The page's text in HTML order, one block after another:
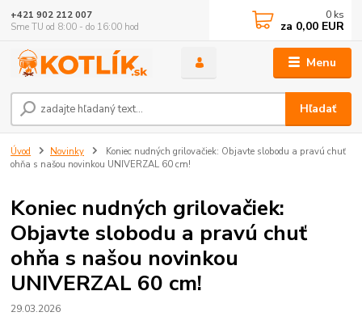
Menu
Hľadať
+421 902 212 007
Sme TU od 8:00 - do 16:00 hod
0 ks
za 0,00 EUR
Úvod Novinky
Koniec nudných grilovačiek: Objavte slobodu a pravú chuť
ohňa s našou novinkou UNIVERZAL 60 cm!
Koniec nudných grilovačiek:
Objavte slobodu a pravú chuť
ohňa s našou novinkou
UNIVERZAL 60 cm!
29.03.2026